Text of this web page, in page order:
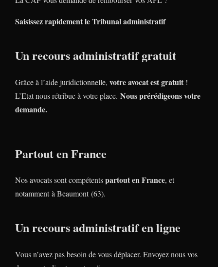
Saisissez rapidement le Tribunal administratif
Un recours administratif gratuit
Grâce à l’aide juridictionnelle, votre avocat est gratuit !
L’Etat nous rétribue à votre place. Nous prérédigeons votre
demande.
Partout en France
Nos avocats sont compétentspartout en France, et
notamment à Beaumont (63).
Un recours administratif en ligne
Vous n’avez pas besoin de vous déplacer. Envoyez nous vos